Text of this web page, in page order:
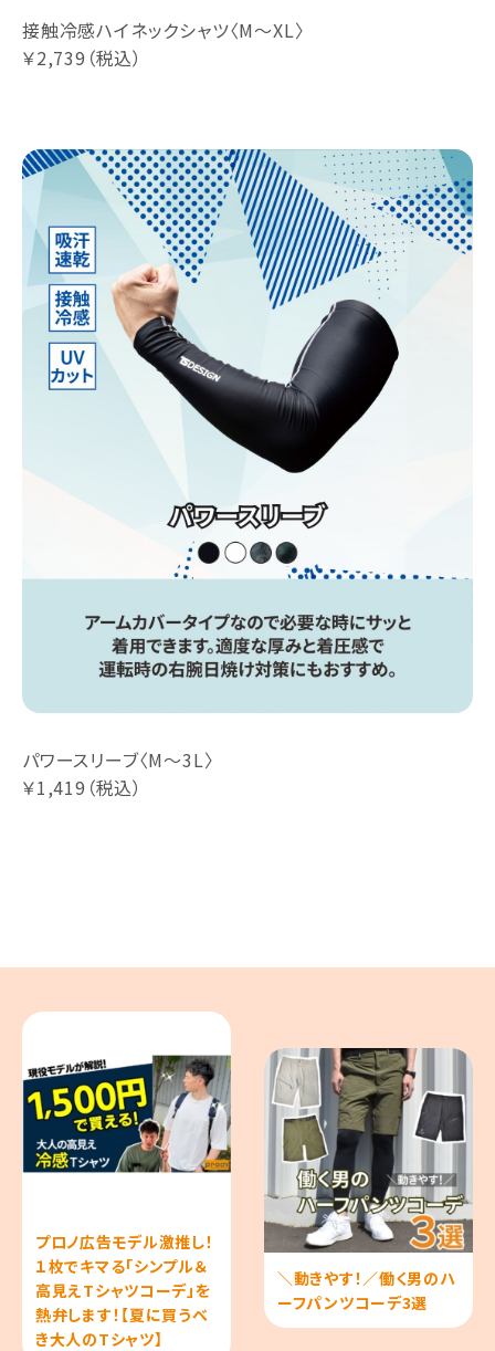
接触冷感ハイネックシャツ〈M～XL〉
￥2,739（税込）
パワースリーブ〈M～3L〉
￥1,419（税込）
プロノ広告モデル激推し！
１枚でキマる「シンプル＆
高見えTシャツコーデ」を
熱弁します！【夏に買うべ
き大人のTシャツ】
＼動きやす！／働く男のハ
ーフパンツコーデ3選